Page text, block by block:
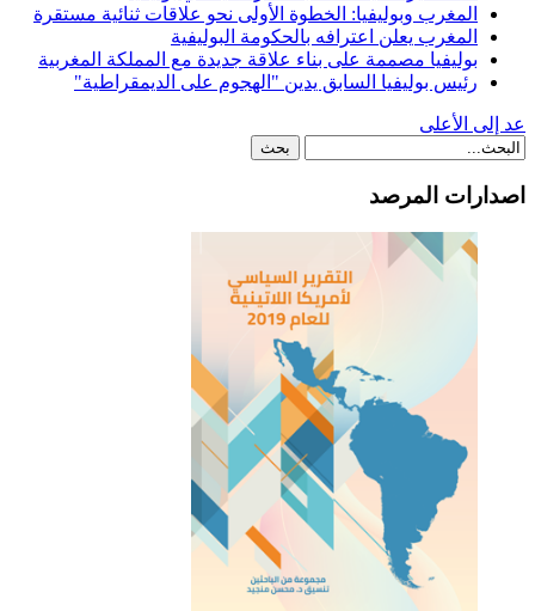
المغرب وبوليفيا: الخطوة الأولى نحو علاقات ثنائية مستقرة
المغرب يعلن اعترافه بالحكومة البوليفية
بوليفيا مصممة على بناء علاقة جديدة مع المملكة المغربية
رئيس بوليفيا السابق يدين "الهجوم على الديمقراطية"
عد إلى الأعلى
اصدارات المرصد